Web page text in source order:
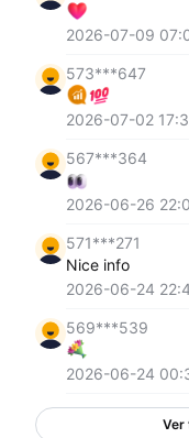
2026-07-09
573***647
2026-07-02
567***364
2026-06-26
571***271
Nice info
2026-06-24
569***539
2026-06-24
Ver